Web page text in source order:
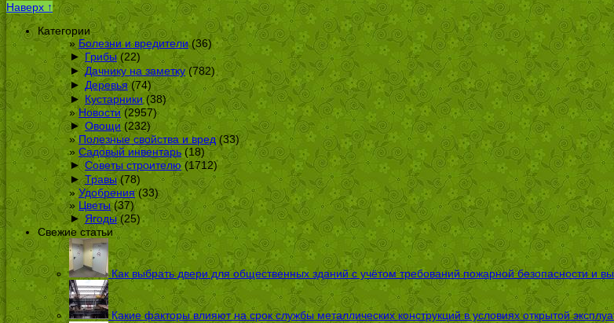
Наверх ↑
Категории
Болезни и вредители(36)
► Грибы(22)
► Дачнику на заметку(782)
► Деревья(74)
► Кустарники(38)
Новости(2957)
► Овощи (232)
Полезные свойства и вред(33)
Садовый инвентарь (18)
► Советы строителю(1712)
► Травы(78)
Удобрения(33)
Цветы(37)
► Ягоды(25)
Свежие статьи
Как выбрать двери для общественных зданий с учётом требований пожарной безопасности и
Какие факторы влияют на срок службы металлических конструкций в условиях открытой